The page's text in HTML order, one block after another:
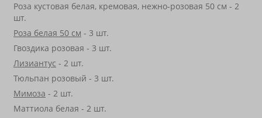
Роза кустовая белая, кремовая, нежно-розовая 50 см - 2
шт.
Роза белая 50 см - 3 шт.
Гвоздика розовая - 3 шт.
Лизиантус - 2 шт.
Тюльпан розовый - 3 шт.
Мимоза - 2 шт.
Маттиола белая - 2 шт.